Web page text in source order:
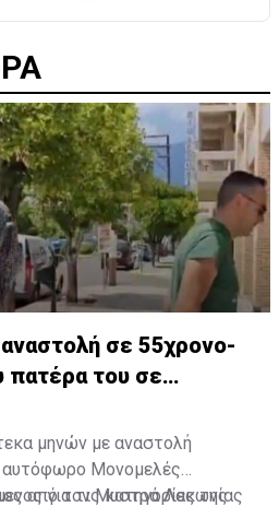
σε 55χρονο-
πατέρα του σε
μηνών με αναστολή
αυτόφωρο Μονομελές
από τον Μυστρά Λακωνίας
για τις κατηγορίες της